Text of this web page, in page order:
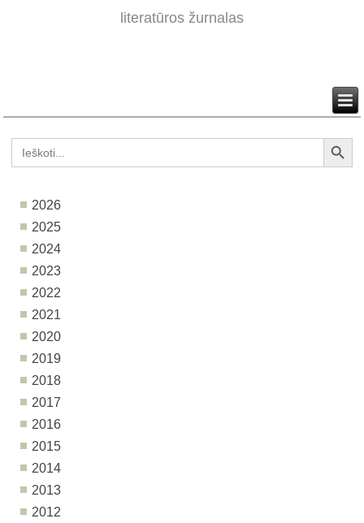
literatūros žurnalas
for:
Search Button
2026
2025
2024
2023
2022
2021
2020
2019
2018
2017
2016
2015
2014
2013
2012